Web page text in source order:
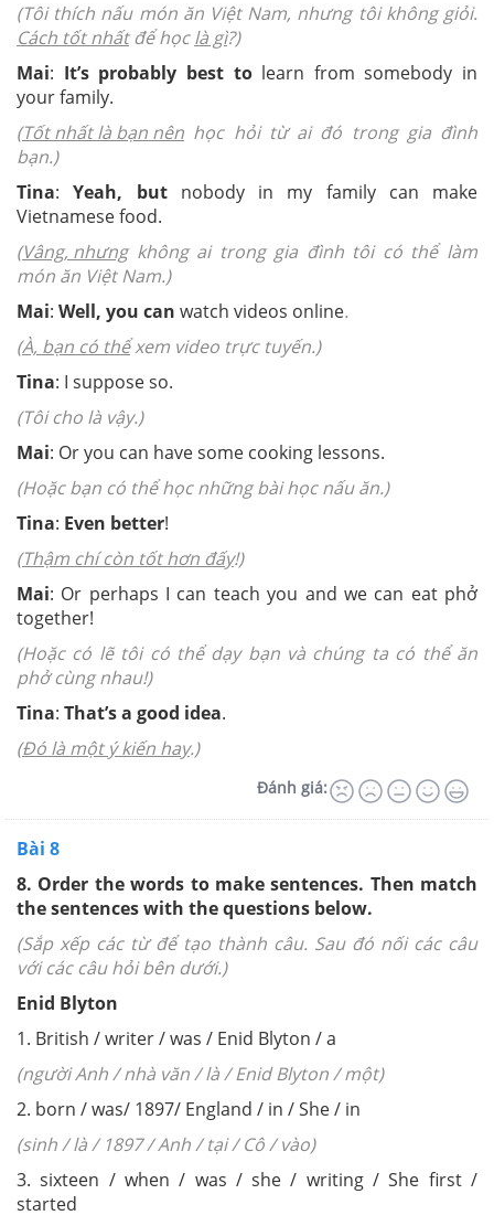
(Tôi thích nấu món ăn Việt Nam, nhưng tôi không giỏi.
Cách tốt nhấtđể họclà gì?)
Mai: It’s probably best tolearn from somebody in
your family.
(Tốt nhất là bạn nên học hỏi từ ai đó trong gia đình
bạn.)
Tina:Yeah, butnobody in my family can make
Vietnamese food.
(Vâng, nhưngkhông ai trong gia đình tôi có thể làm
món ăn Việt Nam.)
Mai: Well, you can watch videos online.
(À, bạn có thểxem video trực tuyến.)
Tina: I suppose so.
(Tôi cho là vậy.)
Mai: Or you can have some cooking lessons.
(Hoặc bạn có thể học những bài học nấu ăn.)
Tina: Even better!
(Thậm chí còn tốt hơn đấy!)
Mai: Or perhaps I can teach you and we can eat phở
together!
(Hoặc có lẽ tôi có thể dạy bạn và chúng ta có thể ăn
phở cùng nhau!)
Tina: That’s a good idea.
(Đó là một ý kiến hay.)
Đánh giá:
Bài 8
8. Order the words to make sentences. Then match
the sentences with the questions below.
(Sắp xếp các từ để tạo thành câu. Sau đó nối các câu
với các câu hỏi bên dưới.)
Enid Blyton
1. British / writer / was / Enid Blyton / a
(người Anh / nhà văn / là / Enid Blyton / một)
2. born / was/ 1897/ England / in / She / in
(sinh / là / 1897 / Anh / tại / Cô / vào)
3. sixteen / when / was / she / writing / She first /
started